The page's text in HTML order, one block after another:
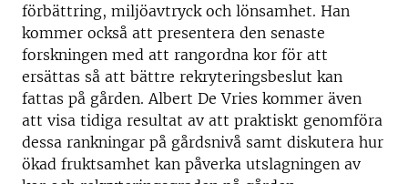
förbättring, miljöavtryck och lönsamhet. Han
kommer också att presentera den senaste
forskningen med att rangordna kor för att
ersättas så att bättre rekryteringsbeslut kan
fattas på gården. Albert De Vries kommer även
att visa tidiga resultat av att praktiskt genomföra
dessa rankningar på gårdsnivå samt diskutera hur
ökad fruktsamhet kan påverka utslagningen av